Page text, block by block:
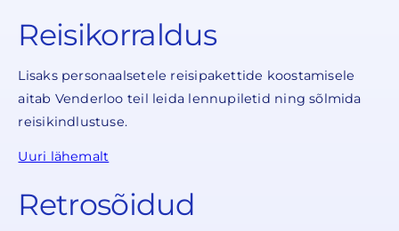
Reisikorraldus
Lisaks personaalsetele reisipakettide koostamisele
aitab Venderloo teil leida lennupiletid ning sõlmida
reisikindlustuse.
Uuri lähemalt
Retrosõidud